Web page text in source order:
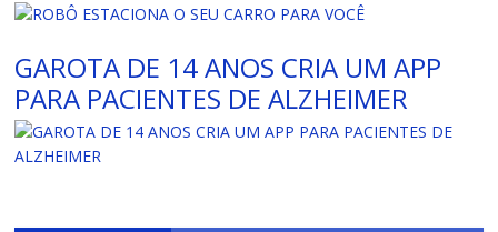
GAROTA DE 14 ANOS CRIA UM APP
PARA PACIENTES DE ALZHEIMER